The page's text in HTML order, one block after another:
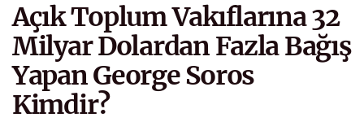
Açık Toplum Vakıflarına 32
Milyar Dolardan Fazla Bağış
Yapan George Soros
Kimdir?